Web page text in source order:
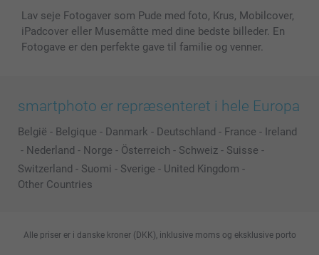
Lav seje Fotogaver som Pude med foto, Krus, Mobilcover,
iPadcover eller Musemåtte med dine bedste billeder. En
Fotogave er den perfekte gave til familie og venner.
smartphoto er repræsenteret i hele Europa
België - Belgique - Danmark - Deutschland - France - Ireland
- Nederland - Norge - Österreich - Schweiz - Suisse -
Switzerland - Suomi - Sverige - United Kingdom -
Other Countries
Alle priser er i danske kroner (DKK), inklusive moms og eksklusive porto